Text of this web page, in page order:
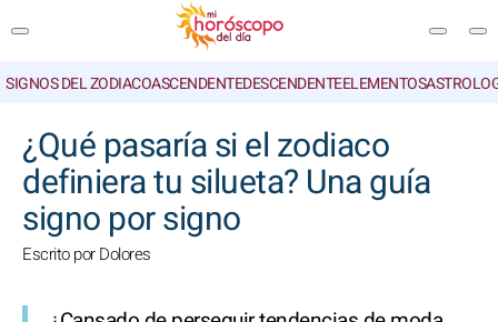
SIGNOS DEL ZODIACOASCENDENTEDESCENDENTEELEMENTOS
¿Qué pasaría si el zodiaco
definiera tu silueta? Una guía
signo por signo
Escrito por Dolores